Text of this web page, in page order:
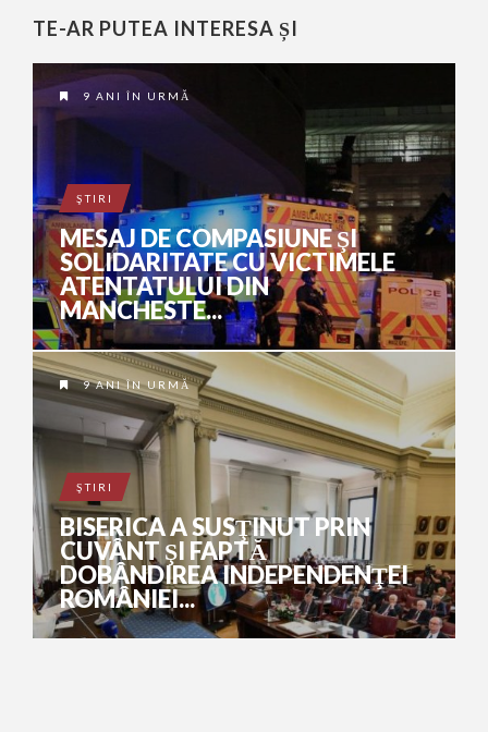
TE-AR PUTEA INTERESA ȘI
9 ANI ÎN URMĂ
ŞTIRI
MESAJ DE COMPASIUNE ŞI
SOLIDARITATE CU VICTIMELE
ATENTATULUI DIN
MANCHESTE...
9 ANI ÎN URMĂ
ŞTIRI
BISERICA A SUSŢINUT PRIN
CUVÂNT ŞI FAPTĂ
DOBÂNDIREA INDEPENDENŢEI
ROMÂNIEI...